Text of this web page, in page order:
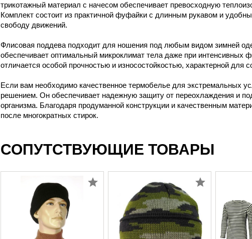
трикотажный материал с начесом обеспечивает превосходную
Комплект состоит из практичной фуфайки с длинным рукавом и
свободу движений.
Флисовая поддева подходит для ношения под любым видом зимней
обеспечивает оптимальный микроклимат тела даже при интенсивных
отличается особой прочностью и износостойкостью, характерной для
Если вам необходимо качественное термобелье для экстремальных
решением. Он обеспечивает надежную защиту от переохлаждения и
организма. Благодаря продуманной конструкции и качественным
после многократных стирок.
СОПУТСТВУЮЩИЕ ТОВАРЫ